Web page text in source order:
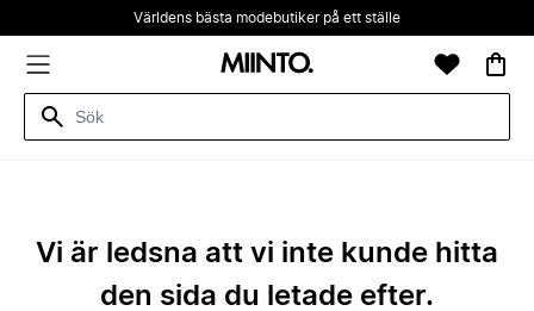
Världens bästa modebutiker på ett ställe
Vi är ledsna att vi inte kunde hitta
den sida du letade efter.